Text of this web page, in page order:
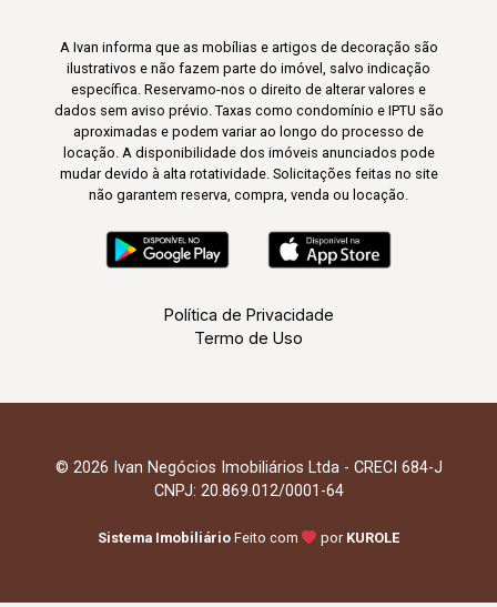
A Ivan informa que as mobílias e artigos de decoração são
ilustrativos e não fazem parte do imóvel, salvo indicação
específica. Reservamo-nos o direito de alterar valores e
dados sem aviso prévio. Taxas como condomínio e IPTU são
aproximadas e podem variar ao longo do processo de
locação. A disponibilidade dos imóveis anunciados pode
mudar devido à alta rotatividade. Solicitações feitas no site
não garantem reserva, compra, venda ou locação.
Política de Privacidade
Termo de Uso
© 2026 Ivan Negócios Imobiliários Ltda - CRECI 684-J
CNPJ: 20.869.012/0001-64
Sistema Imobiliário Feito com por KUROLE